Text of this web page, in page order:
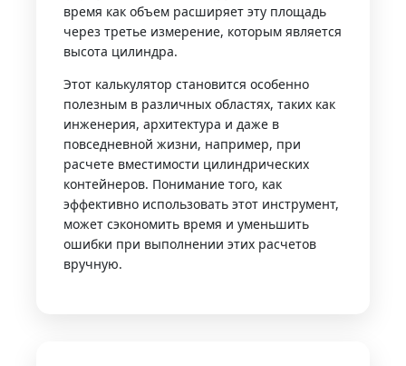
время как объем расширяет эту площадь
через третье измерение, которым является
высота цилиндра.
Этот калькулятор становится особенно
полезным в различных областях, таких как
инженерия, архитектура и даже в
повседневной жизни, например, при
расчете вместимости цилиндрических
контейнеров. Понимание того, как
эффективно использовать этот инструмент,
может сэкономить время и уменьшить
ошибки при выполнении этих расчетов
вручную.